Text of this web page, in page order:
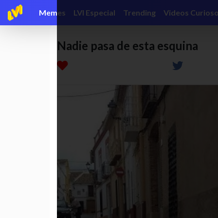
Memes LVI Especial Trending Videos
Nadie pasa de esta esquina